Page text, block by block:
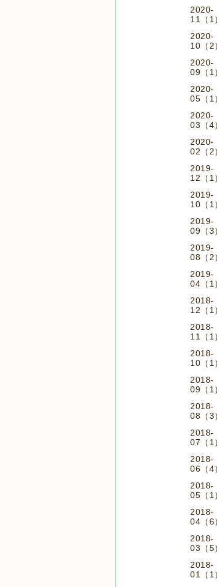
2020-
11（1）
2020-
10（2）
2020-
09（1）
2020-
05（1）
2020-
03（4）
2020-
02（2）
2019-
12（1）
2019-
10（1）
2019-
09（3）
2019-
08（2）
2019-
04（1）
2018-
12（1）
2018-
11（1）
2018-
10（1）
2018-
09（1）
2018-
08（3）
2018-
07（1）
2018-
06（4）
2018-
05（1）
2018-
04（6）
2018-
03（5）
2018-
01（1）